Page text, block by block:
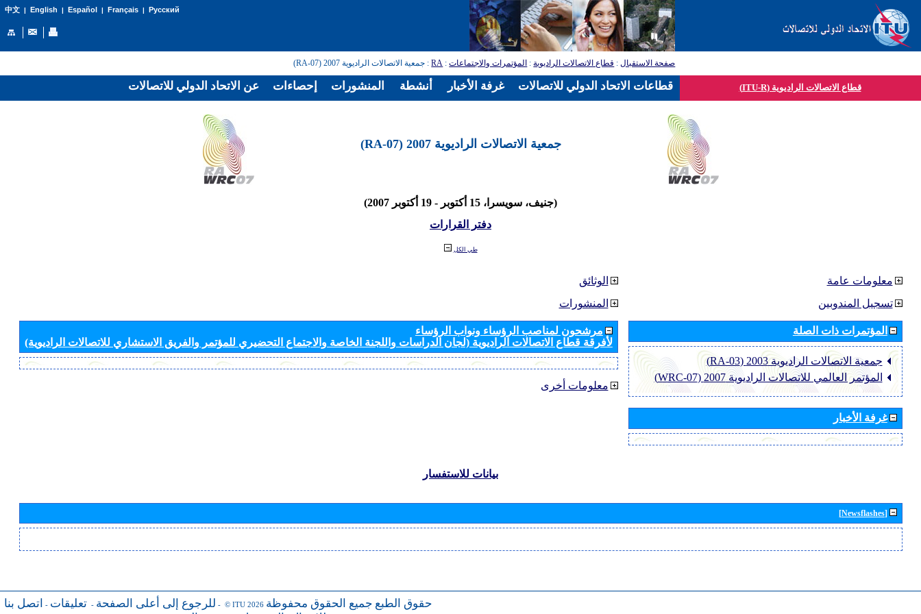
中文| English | Español | Français| Русский
صفحة الاستقبال: قطاع الاتصالات الراديوية: المؤتمرات والاجتماعات:
RA: جمعية الاتصالات الراديوية 2007 (RA-07)
قطاع الاتصالات الراديوية (ITU-R)
جمعية الاتصالات الراديوية 2007 (RA-07)
(جنيف، سويسرا، 15 أكتوبر - 19 أكتوبر 2007)
دفتر القرارات
طي الكل
الوثائق
المنشورات
مرشحون لمناصب الرؤساء ونواب الرؤساء
لأفرقة قطاع الاتصالات الراديوية (لجان الدراسات واللجنة الخاصة والاجتماع التحضيري للمؤتمر والفريق الاستشاري للاتصالات الراديوية)
معلومات أخرى
معلومات عامة
تسجيل المندوبين
المؤتمرات ذات الصلة
جمعية الاتصالات الراديوية 2003 (RA-03)
المؤتمر العالمي للاتصالات الراديوية 2007 (WRC-07)
غرفة الأخبار
بيانات للاستفسار
[Newsflashes]
للرجوع إلى أعلى الصفحة - تعليقات - اتصل بنا - © ITU 2026 حقوق الطبع جميع الحقوق محفوظة
عن الاتحاد الدولي للاتصالات إحصاءات المنشورات أنشطة غرفة الأخبار قطاعات الاتحاد الدولي للاتصالات